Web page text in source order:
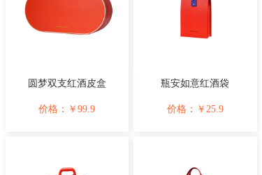
圆梦双支红酒皮盒
价格： ￥99.9
瓶安如意红酒袋
价格： ￥ 25.9